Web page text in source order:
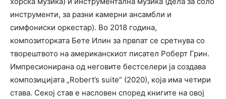
инструменти, за разни камерни ансамбли и
симфониски оркестар). Во 2018 година,
композиторката Бете Илин за првпат се сретнува со
творештвото на американскиот писател Роберт Грин.
Импресионирана од неговите бестселери ја создава
композицијата „Robert’s suite“ (2020), која има четири
става. Секој став е насловен според книгите на овој